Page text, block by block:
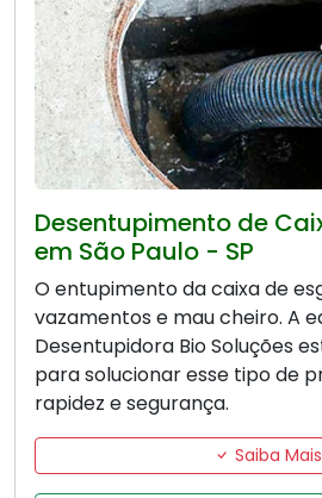
Desentupimento de
em São Paulo - SP
O entupimento da caixa de
vazamentos e mau cheiro. A
Desentupidora Bio Soluções
para solucionar esse tipo de
rapidez e segurança.
Saiba Mais